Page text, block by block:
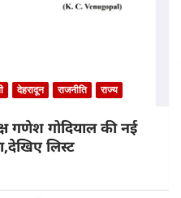
देहरादून राजनीति राज्य
गणेश गोदियाल की नई
लिस्ट